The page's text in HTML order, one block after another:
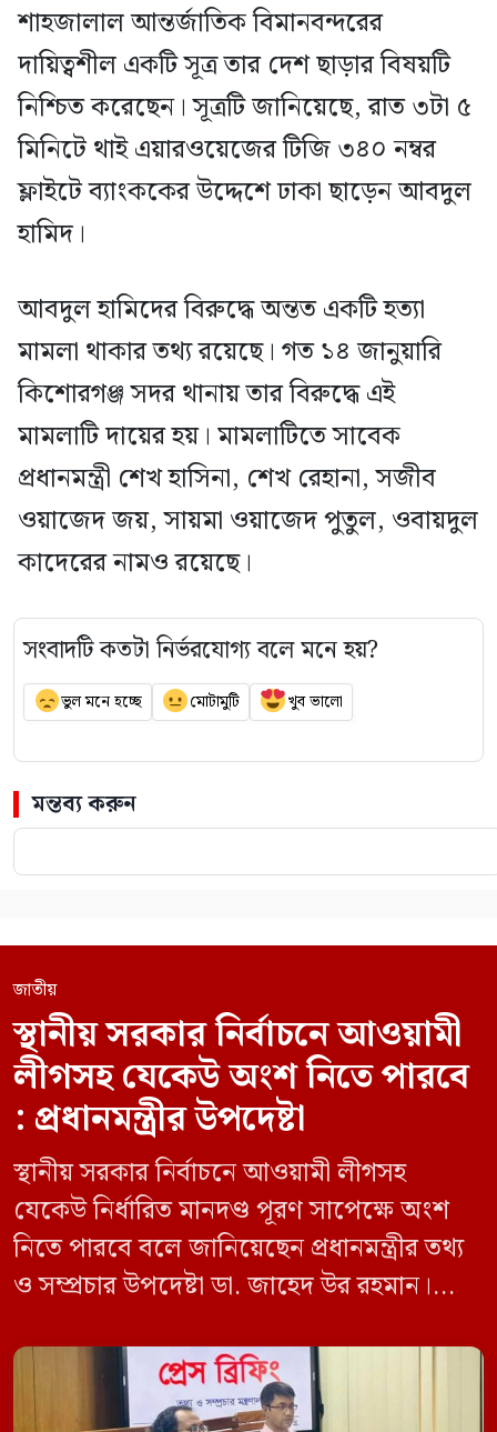
শাহজালাল আন্তর্জাতিক বিমানবন্দরের
দায়িত্বশীল একটি সূত্র তার দেশ ছাড়ার বিষয়টি
নিশ্চিত করেছেন। সূত্রটি জানিয়েছে, রাত ৩টা ৫
মিনিটে থাই এয়ারওয়েজের টিজি ৩৪০ নম্বর
ফ্লাইটে ব্যাংককের উদ্দেশে ঢাকা ছাড়েন আবদুল
হামিদ।
আবদুল হামিদের বিরুদ্ধে অন্তত একটি হত্যা
মামলা থাকার তথ্য রয়েছে। গত ১৪ জানুয়ারি
কিশোরগঞ্জ সদর থানায় তার বিরুদ্ধে এই
মামলাটি দায়ের হয়। মামলাটিতে সাবেক
প্রধানমন্ত্রী শেখ হাসিনা, শেখ রেহানা, সজীব
ওয়াজেদ জয়, সায়মা ওয়াজেদ পুতুল, ওবায়দুল
কাদেরের নামও রয়েছে।
সংবাদটি কতটা নির্ভরযোগ্য বলে মনে হয়?
ভুল মনে হচ্ছে মোটামুটি খুব ভালো
মন্তব্য করুন
জাতীয়
স্থানীয় সরকার নির্বাচনে আওয়ামী
লীগসহ যেকেউ অংশ নিতে পারবে
: প্রধানমন্ত্রীর উপদেষ্টা
স্থানীয় সরকার নির্বাচনে আওয়ামী লীগসহ
যেকেউ নির্ধারিত মানদণ্ড পূরণ সাপেক্ষে অংশ
নিতে পারবে বলে জানিয়েছেন প্রধানমন্ত্রীর তথ্য
ও সম্প্রচার উপদেষ্টা ডা. জাহেদ উর রহমান।
সম্মেলন কক্ষে এক প্রেস ব্রিফিংয়ে সাংবাদিকদের
এক প্রশ্নের জবাবে তিনি এ কথা বলেন।